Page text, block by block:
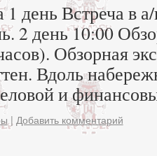
1 день Встреча в
2 день 10:00
Обзорная
Вдоль
и
| Добавить комментарий